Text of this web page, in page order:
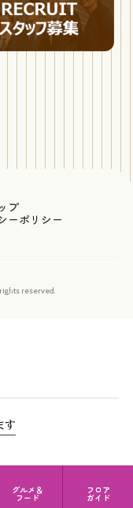
グルメ＆
フード
フロア
ガイド
プ
ーポリシー
rights reserved.